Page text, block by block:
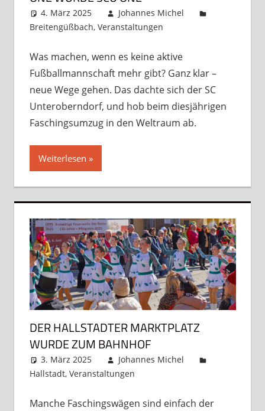
4. März 2025
Johannes Michel
Breitengüßbach, Veranstaltungen
Was machen, wenn es keine aktive
Fußballmannschaft mehr gibt? Ganz klar –
neue Wege gehen. Das dachte sich der SC
Unteroberndorf, und hob beim diesjährigen
Faschingsumzug in den Weltraum ab.
Weiterlesen
DER HALLSTADTER MARKTPLATZ
WURDE ZUM BAHNHOF
3. März 2025
Johannes Michel
Hallstadt, Veranstaltungen
Manche Faschingswägen sind einfach der